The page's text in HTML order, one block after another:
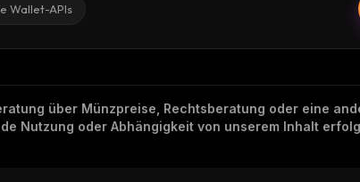
Wallet-APIs
über Münzpreise, Rechtsberatung oder eine
Nutzung oder Abhängigkeit von unserem Inhalt